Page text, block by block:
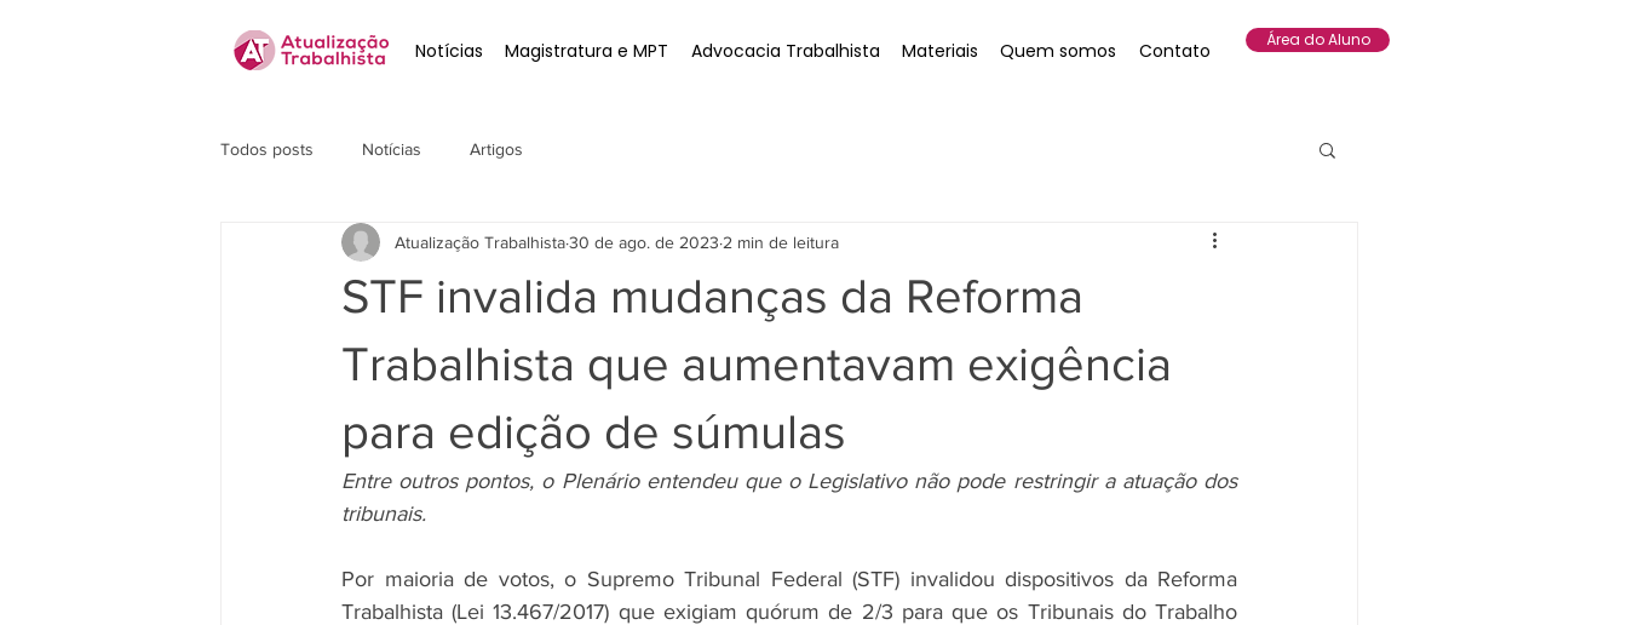
Notícias Magistratura e MPT Advocacia Trabalhista Materiais Quem somos Contato Área do Aluno
Todos posts Notícias Artigos
STF invalida mudanças da Reforma
Trabalhista que aumentavam exigência
para edição de súmulas
Atualização Trabalhista30 de ago. de 2023 2 min de leitura
Entre outros pontos, o Plenário entendeu que o Legislativo não pode restringir a atuação dos
tribunais.
Por maioria de votos, o Supremo Tribunal Federal (STF) invalidou dispositivos da Reforma
Trabalhista (Lei 13.467/2017) que exigiam quórum de 2/3 para que os Tribunais do Trabalho